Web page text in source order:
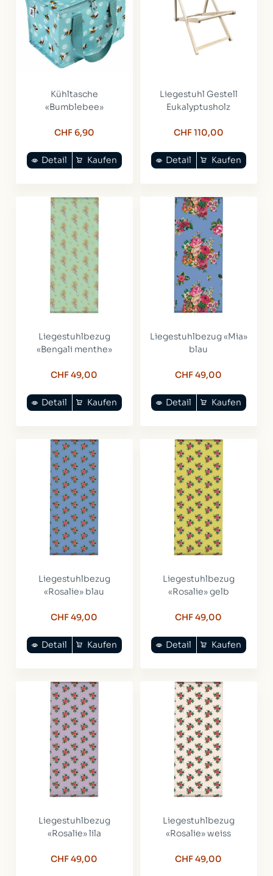
Kühltasche
«Bumblebee»
CHF 6,90
Kaufen
Detail
Liegestuhl Gestell
Eukalyptusholz
CHF 110,00
Kaufen
Detail
Liegestuhlbezug
«Bengali menthe»
CHF 49,00
Kaufen
Detail
Liegestuhlbezug «Mia»
blau
CHF 49,00
Kaufen
Detail
Liegestuhlbezug
«Rosalie» blau
CHF 49,00
Kaufen
Detail
Liegestuhlbezug
«Rosalie» gelb
CHF 49,00
Kaufen
Detail
Liegestuhlbezug
«Rosalie» lila
CHF 49,00
Liegestuhlbezug
«Rosalie» weiss
CHF 49,00